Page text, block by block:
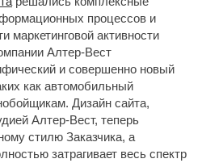
процессов и
активности
Алтер-Вест
и совершенно новый
как автомобильный
Дизайн сайта,
Алтер-Вест, теперь
стилю Заказчика, а
затрагивает весь спектр